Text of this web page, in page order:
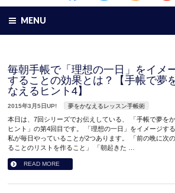
MENU
毎朝手帳で「理想の一日」をイメ
することの効果とは？【手帳で夢
なえるヒント4】
2015年3月5日UP! 夢をかなえるレッスン手帳術
本日は、7回シリーズでお伝えしている、 「手帳で夢を
ヒント」の第4回目です。 「理想の一日」をイメージす
私が毎日やっていることが2つあります。 「前の晩に次
ることのリストを作ること」 「朝起きた …
READ MORE